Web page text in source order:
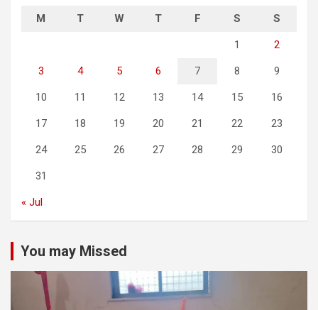
M T W T F S S
1 2
3 4 5 6 7 8 9
10 11 12 13 14 15 16
17 18 19 20 21 22 23
24 25 26 27 28 29 30
31
« Jul
You may Missed